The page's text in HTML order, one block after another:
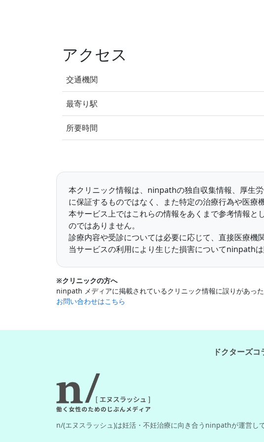
アクセス
交通機関
最寄り駅
所要時間
本クリニック情報は、ninpathの独自収集情報、厚生
に保証するものではなく、また特定の治療行為や医療
本サービス上ではこれらの情報をあくまで参考情報
のではありません。
診療内容や受診については必要に応じて、直接医療機
当サービスの利用により生じた損害についてninpathは
※クリニックの方へ
ninpath メディアに掲載されているクリニック情報に誤りがあっ
お問い合わせはこちら
ドクターズコ
n/(エヌスラッシュ)は妊活・不妊治療に向き合うninpathが運営し